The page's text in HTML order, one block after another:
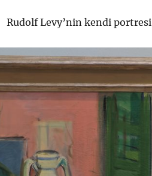
Rudolf Levy’nin kendi portresi